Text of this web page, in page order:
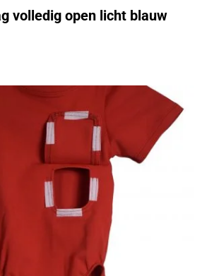
volledig open licht blauw